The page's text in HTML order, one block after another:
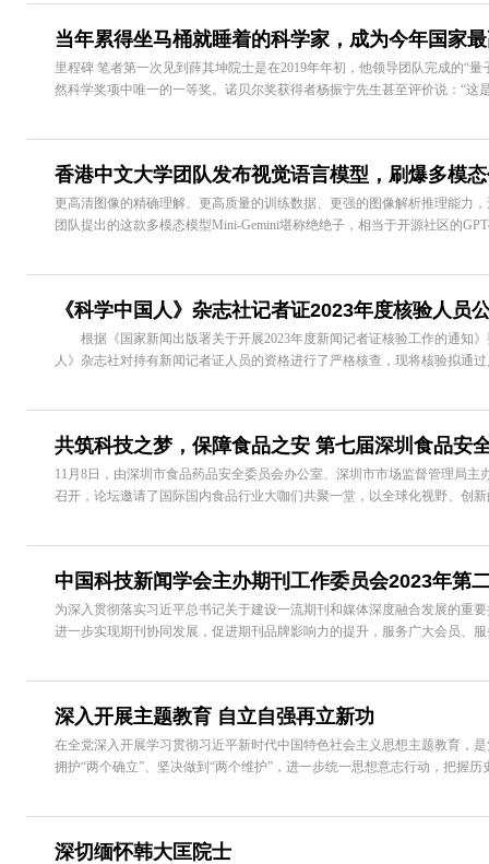
当年累得坐马桶就睡着的科学家，成为今年国家
里程碑 笔者第一次见到薛其坤院士是在2019年年初，他领导团队完成的“
然科学奖项中唯一的一等奖。诺贝尔奖获得者杨振宁先生甚至评价说：“这
香港中文大学团队发布视觉语言模型，刷爆多模
更高清图像的精确理解、更高质量的训练数据、更强的图像解析推理能力
团队提出的这款多模态模型Mini-Gemini堪称绝绝子，相当于开源社区的
《科学中国人》杂志社记者证2023年度核验人员
根据《国家新闻出版署关于开展2023年度新闻记者证核验工作的通知
人》杂志社对持有新闻记者证人员的资格进行了严格核查，现将核验拟通
共筑科技之梦，保障食品之安 第七届深圳食品安
11月8日，由深圳市食品药品安全委员会办公室、深圳市市场监督管理局主
召开，论坛邀请了国际国内食品行业大咖们共聚一堂，以全球化视野、创
中国科技新闻学会主办期刊工作委员会2023年第
为深入贯彻落实习近平总书记关于建设一流期刊和媒体深度融合发展的重
进一步实现期刊协同发展，促进期刊品牌影响力的提升，服务广大会员、服
深入开展主题教育 自立自强再立新功
在全党深入开展学习贯彻习近平新时代中国特色社会主义思想主题教育，
拥护“两个确立”、坚决做到“两个维护”，进一步统一思想意志行动，把握历
深切缅怀韩大匡院士